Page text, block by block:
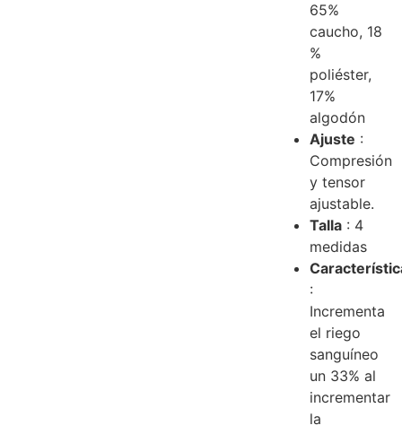
65%
caucho, 18
%
poliéster,
17%
algodón
Ajuste :
Compresión
y tensor
ajustable.
Talla : 4
medidas
:
Incrementa
el riego
sanguíneo
un 33% al
incrementar
la